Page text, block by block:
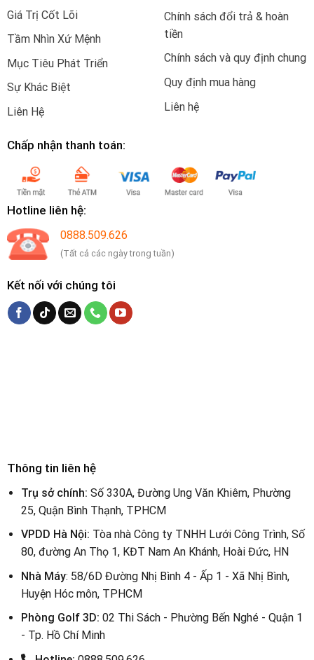
Giá Trị Cốt Lõi
Tầm Nhìn Xứ Mệnh
Mục Tiêu Phát Triển
Sự Khác Biệt
Liên Hệ
Chính sách đổi trả & hoàn
tiền
Chính sách và quy định chung
Quy định mua hàng
Liên hệ
Chấp nhận thanh toán:
Hotline liên hệ:
0888.509.626
(Tất cả các ngày trong tuần)
Kết nối với chúng tôi
Thông tin liên hệ
Trụ sở chính: Số 330A, Đường Ung Văn Khiêm, Phường
25, Quận Bình Thạnh, TPHCM
VPDD Hà Nội: Tòa nhà Công ty TNHH Lưới Công Trình, Số
80, đường An Thọ 1, KĐT Nam An Khánh, Hoài Đức, HN
Nhà Máy: 58/6D Đường Nhị Bình 4 - Ấp 1 - Xã Nhị Bình,
Huyện Hóc môn, TPHCM
Phòng Golf 3D:02 Thi Sách - Phường Bến Nghé - Quận 1
- Tp. Hồ Chí Minh